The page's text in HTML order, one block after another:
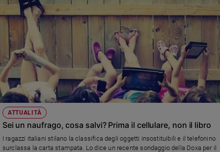
Mondo
Economia
Legalità
e
giustizia
Sport
Interviste
Papa
Papa
Chiesa
ATTUALITÀ
Sei un naufrago, cosa salvi? Prima il cellulare, non il libro
I ragazzi italiani stilano la classifica degli oggetti insostituibili e il telefonino
surclassa la carta stampata. Lo dice un recente sondaggio della Doxa per il